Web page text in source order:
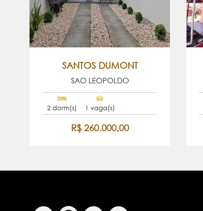
SANTOS DUMONT
SAO LEOPOLDO
2 dorm(s) 1 vaga(s)
R$ 260.000,00